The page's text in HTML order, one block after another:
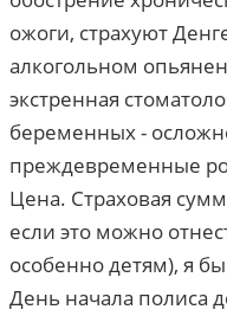
ожоги, страхуют
алкогольном
экстренная
беременных -
преждевременные
Цена. Страховая
если это можно
особенно детям), я
День начала полиса